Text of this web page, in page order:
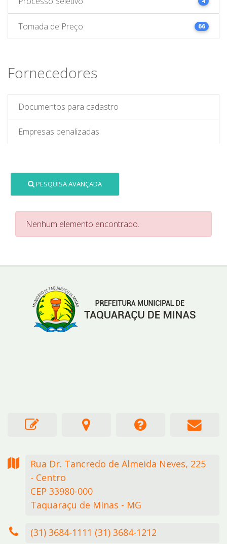
Tomada de Preço 66
Fornecedores
Documentos para cadastro
Empresas penalizadas
PESQUISA AVANÇADA
Nenhum elemento encontrado.
Rua Dr. Tancredo de Almeida Neves, 225
- Centro
CEP 33980-000
Taquaraçu de Minas - MG
(31) 3684-1111 (31) 3684-1212